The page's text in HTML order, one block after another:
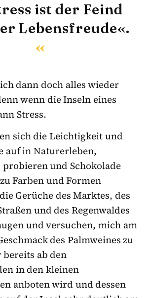
ist der Feind
Lebensfreude«.
dann doch alles wieder
wenn die Inseln eines
Stress.
sich die Leichtigkeit und
auf in Naturerleben,
probieren und Schokolade
Farben und Formen
Gerüche des Marktes, des
und des Regenwaldes
und versuchen, mich am
des Palmweines zu
ab den
in den kleinen
anboten wird und dessen